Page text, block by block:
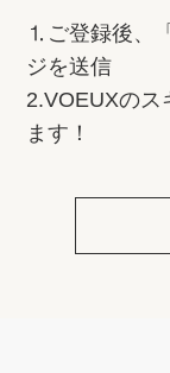
⒈ご登録後、
ジを送信
2.VOEUXのス
ます！